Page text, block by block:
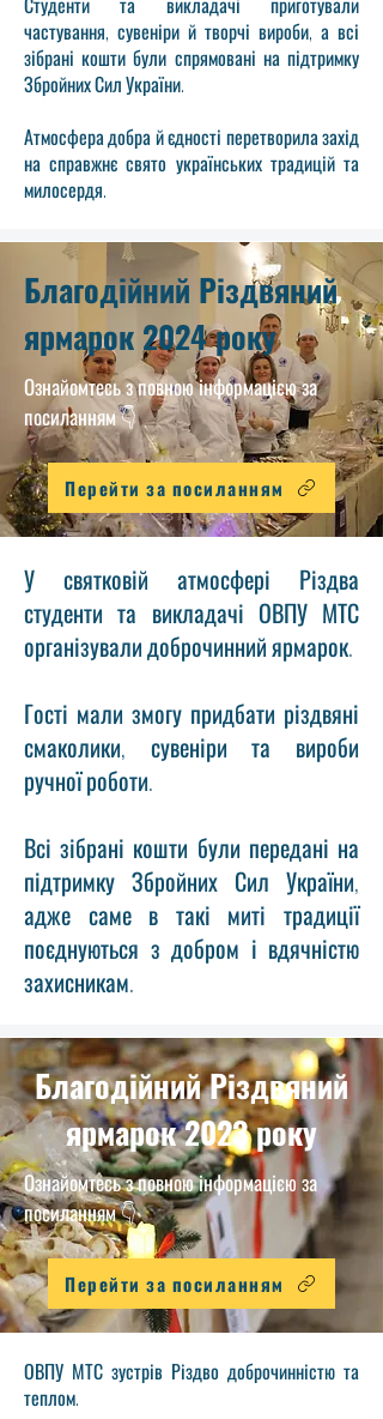
частування, сувеніри й творчі вироби, а всі
зібрані кошти були спрямовані на підтримку
Збройних Сил України.
Атмосфера добра й єдності перетворила захід
на справжнє свято українських традицій та
милосердя.
Благодійний Різдвяний
ярмарок 2024 року
Ознайомтесь з повною інформацією за
посиланням 👇
Перейти за посиланням
У святковій атмосфері Різдва
студенти та викладачі ОВПУ МТС
організували доброчинний ярмарок.
Гості мали змогу придбати різдвяні
смаколики, сувеніри та вироби
ручної роботи.
Всі зібрані кошти були передані на
підтримку Збройних Сил України,
адже саме в такі миті традиції
поєднуються з добром і вдячністю
захисникам.
Благодійний Різдвяний
ярмарок 2023 року
Ознайомтесь з повною інформацією за
посиланням 👇
Перейти за посиланням
ОВПУ МТС зустрів Різдво доброчинністю та
теплом.